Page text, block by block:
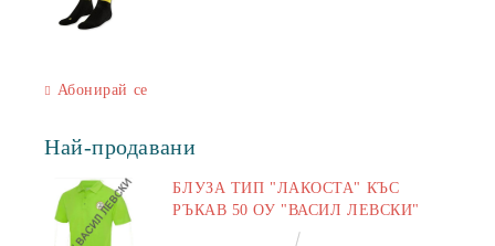
Абонирай се
Най-продавани
БЛУЗА ТИП "ЛАКОСТА" КЪС
РЪКАВ 50 ОУ "ВАСИЛ ЛЕВСКИ"